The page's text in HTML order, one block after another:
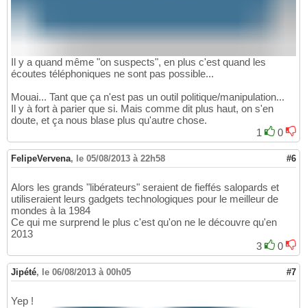
Il y a quand même "on suspects", en plus c'est quand les
écoutes téléphoniques ne sont pas possible...
Mouai... Tant que ça n'est pas un outil politique/manipulation...
Il y à fort à parier que si. Mais comme dit plus haut, on s'en
doute, et ça nous blase plus qu'autre chose.
1
0
FelipeVervena, le 05/08/2013 à 22h58 #6
Alors les grands "libérateurs" seraient de fieffés salopards et
utiliseraient leurs gadgets technologiques pour le meilleur de
mondes à la 1984
Ce qui me surprend le plus c'est qu'on ne le découvre qu'en
2013
3
0
Jipété, le 06/08/2013 à 00h05 #7
Yep !